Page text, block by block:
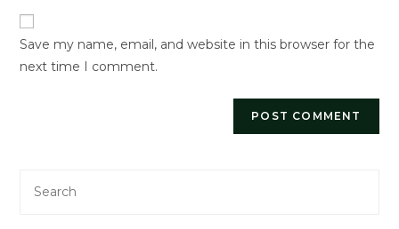
URL
(optional)
Save my name, email, and website in this browser for the
next time I comment.